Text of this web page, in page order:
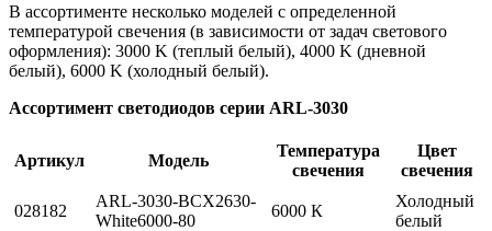
В ассортименте несколько моделей с определенной
температурой свечения (в зависимости от задач светового
оформления): 3000 K (теплый белый), 4000 K (дневной
белый), 6000 K (холодный белый).
Ассортимент светодиодов серии ARL-3030
Артикул Модель
Температура
свечения
Цвет
свечения
028182
ARL-3030-BCX2630-
White6000-80
6000 К
Холодный
белый